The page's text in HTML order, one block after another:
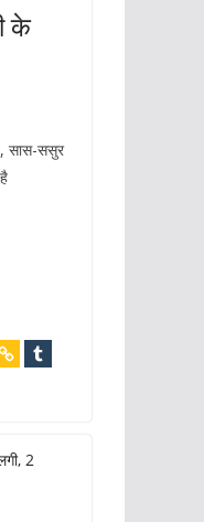
के
सास-ससुर
2